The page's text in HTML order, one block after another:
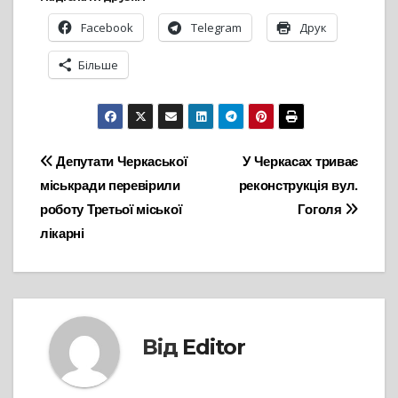
Facebook Telegram Друк
Більше
Навігація
записів
У Черкасах триває
реконструкція вул.
Гоголя
Депутати Черкаської
міськради перевірили
роботу Третьої міської
лікарні
Від Editor